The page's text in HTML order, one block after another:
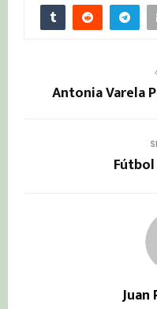
Antonia Varela
Juan